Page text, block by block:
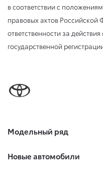
в соответствии с
правовых актов Российской
ответственности за
государственной
Модельный ряд
Новые автомобили